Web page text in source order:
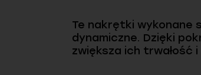
Te nakrętki wykonane
dynamiczne. Dzięki
zwiększa ich trwałość